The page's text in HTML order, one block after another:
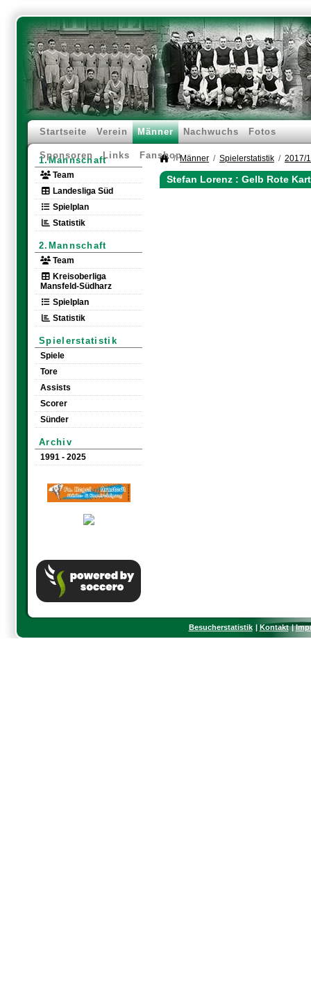
Startseite Verein Männer Nachwuchs Fotos
Sponsoren Links Fanshop
1.Mannschaft
Team
Landesliga Süd
Spielplan
Statistik
2.Mannschaft
Team
Kreisoberliga
Mansfeld-Südharz
Spielplan
Statistik
Spielerstatistik
Spiele
Tore
Assists
Scorer
Sünder
Archiv
1991 - 2025
Männer Spielerstatistik 2017/
Stefan Lorenz : Gelb Rote
Besucherstatistik Kontakt